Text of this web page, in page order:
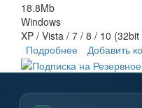
18.8Mb
Windows
XP / Vista / 7 / 8 / 10 (32bit
Подробнее о Cobian
Добавить